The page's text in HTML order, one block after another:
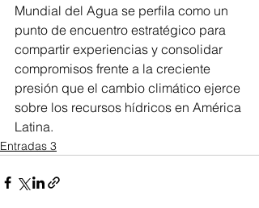
Mundial del Agua se perfila como un
punto de encuentro estratégico para
compartir experiencias y consolidar
compromisos frente a la creciente
presión que el cambio climático ejerce
sobre los recursos hídricos en América
Latina.
Entradas 3